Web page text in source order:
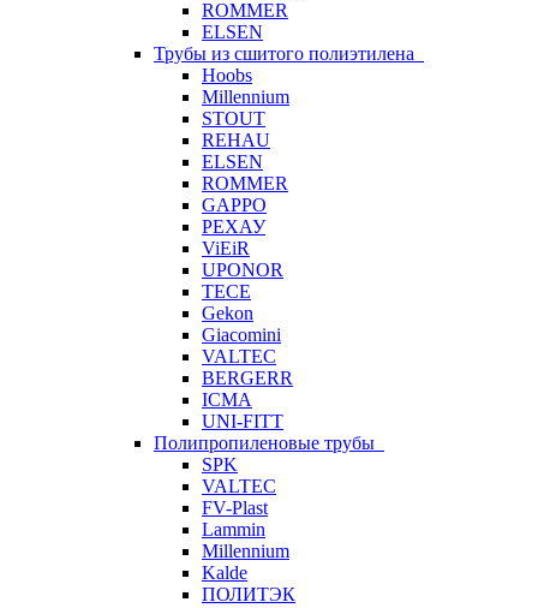
ROMMER
ELSEN
Трубы из сшитого полиэтилена
Hoobs
Millennium
STOUT
REHAU
ELSEN
ROMMER
GAPPO
РЕХАУ
ViEiR
UPONOR
TECE
Gekon
Giacomini
VALTEC
BERGERR
ICMA
UNI-FITT
Полипропиленовые трубы
SPK
VALTEC
FV-Plast
Lammin
Millennium
Kalde
ПОЛИТЭК